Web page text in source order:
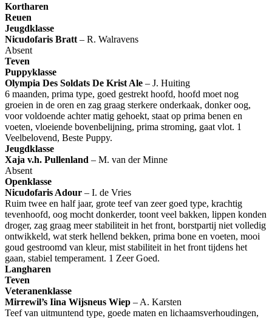
Kortharen
Reuen
Jeugdklasse
Nicudofaris Bratt – R. Walravens
Absent
Teven
Puppyklasse
Olympia Des Soldats De Krist Ale – J. Huiting
6 maanden, prima type, goed gestrekt hoofd, hoofd moet nog
groeien in de oren en zag graag sterkere onderkaak, donker oog,
voor voldoende achter matig gehoekt, staat op prima benen en
voeten, vloeiende bovenbelijning, prima stroming, gaat vlot. 1
Veelbelovend, Beste Puppy.
Jeugdklasse
Xaja v.h. Pullenland – M. van der Minne
Absent
Openklasse
Nicudofaris Adour – I. de Vries
Ruim twee en half jaar, grote teef van zeer goed type, krachtig
tevenhoofd, oog mocht donkerder, toont veel bakken, lippen konden
droger, zag graag meer stabiliteit in het front, borstpartij niet volledig
ontwikkeld, wat sterk hellend bekken, prima bone en voeten, mooi
goud gestroomd van kleur, mist stabiliteit in het front tijdens het
gaan, stabiel temperament. 1 Zeer Goed.
Langharen
Teven
Veteranenklasse
Mirrewil’s Iina Wijsneus Wiep – A. Karsten
Teef van uitmuntend type, goede maten en lichaamsverhoudingen,